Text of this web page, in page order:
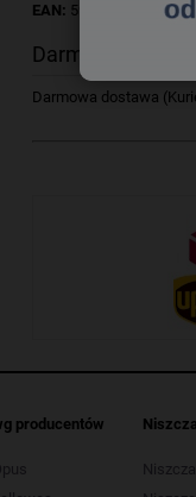
EAN:
Darmowa
Darmowa dostawa
producentów